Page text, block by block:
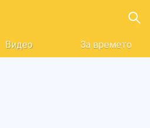
Видео За времето